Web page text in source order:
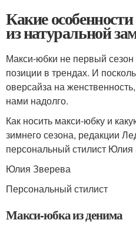
Какие
из натуральной
Макси-юбки не первый
позиции в трендах. И
оверсайза на
нами надолго.
Как носить макси-юбку и
зимнего сезона, редакции
персональный стилист Юлия
Юлия Зверева
Персональный стилист
Макси-юбка из денима